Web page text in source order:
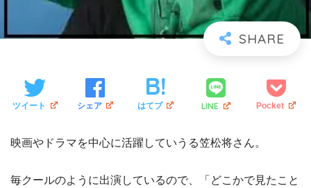
ツイート シェア はてブ LINE Pocket
映画やドラマを中心に活躍していうる笠松将さん。
毎クールのように出演しているので、「どこかで見たこと